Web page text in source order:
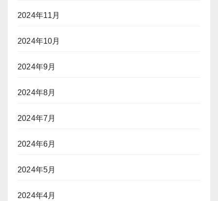
2024年11月
2024年10月
2024年9月
2024年8月
2024年7月
2024年6月
2024年5月
2024年4月